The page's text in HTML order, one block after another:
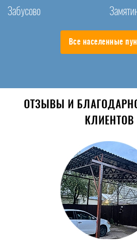
Забусово
Все населенные
ОТЗЫВЫ И
КЛИЕНТОВ